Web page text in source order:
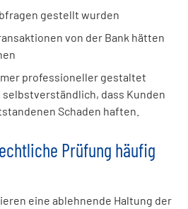
gestellt wurden
von der Bank hätten
professioneller gestaltet
dass Kunden
Schaden haften.
Prüfung häufig
eine ablehnende Haltung der